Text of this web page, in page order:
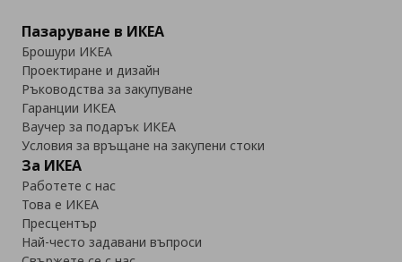
Пазаруване в ИКЕА
Брошури ИКЕА
Проектиране и дизайн
Ръководства за закупуване
Гаранции ИКЕА
Ваучер за подарък ИКЕА
Условия за връщане на закупени стоки
За ИКЕА
Работете с нас
Това е ИКЕА
Пресцентър
Най-често задавани въпроси